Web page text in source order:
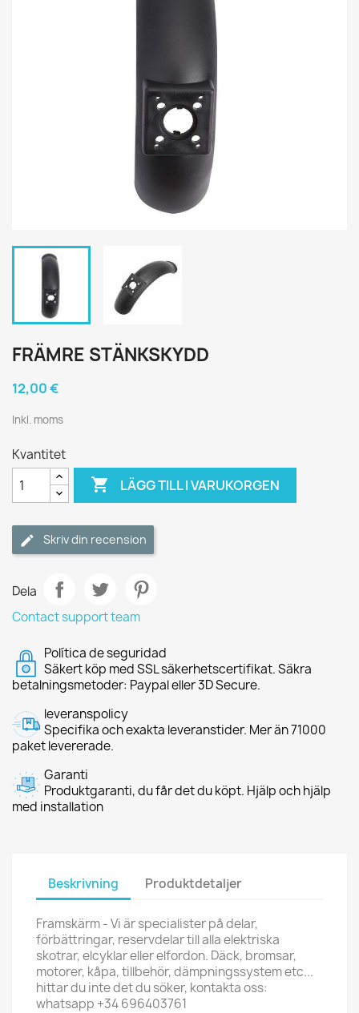
FRÄMRE STÄNKSKYDD
12,00 €
Inkl. moms
Kvantitet
 LÄGG TILL I VARUKORGEN
Skriv din recension
Dela
Contact support team
Política de seguridad
Säkert köp med SSL säkerhetscertifikat. Säkra
betalningsmetoder: Paypal eller 3D Secure.
leveranspolicy
Specifika och exakta leveranstider. Mer än 71000
paket levererade.
Garanti
Produktgaranti, du får det du köpt. Hjälp och hjälp
med installation
Beskrivning Produktdetaljer
Framskärm - Vi är specialister på delar,
förbättringar, reservdelar till alla elektriska
skotrar, elcyklar eller elfordon. Däck, bromsar,
motorer, kåpa, tillbehör, dämpningssystem etc...
hittar du inte det du söker, kontakta oss:
whatsapp +34 696403761